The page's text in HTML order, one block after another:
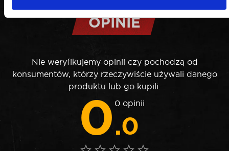
OPINIE
Nie weryfikujemy opinii czy pochodzą od
konsumentów, którzy rzeczywiście używali danego
produktu lub go kupili.
0.0
0 opinii